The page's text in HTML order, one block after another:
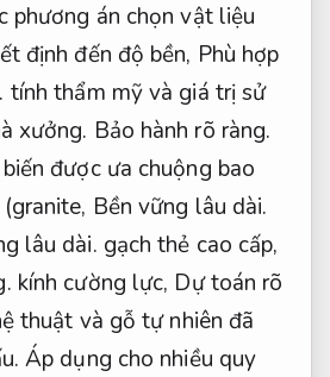
phương án chọn vật liệu
định đến độ bền, Phù hợp
tính thẩm mỹ và giá trị sử
xưởng. Bảo hành rõ ràng.
được ưa chuộng bao
Bền vững lâu dài.
lâu dài. gạch thẻ cao cấp,
kính cường lực, Dự toán rõ
thuật và gỗ tự nhiên đã
Áp dụng cho nhiều quy